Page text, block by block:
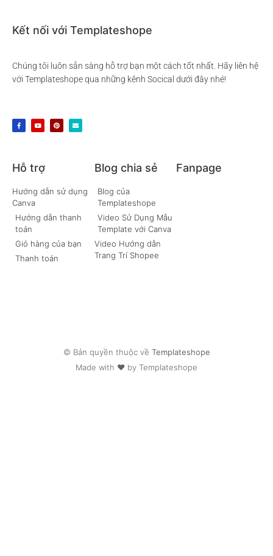
Kết nối với Templateshope
Chúng tôi luôn sẵn sàng hỗ trợ bạn một cách tốt nhất. Hãy liên hệ
với Templateshope qua những kênh Socical dưới đây nhé!
Hỗ trợ
Hướng dẫn sử dụng
Canva
Hướng dẫn thanh
toán
Giỏ hàng của bạn
Thanh toán
Blog chia sẻ
Blog của
Templateshope
Video Sử Dụng Mẫu
Template với Canva
Video Hướng dẫn
Trang Trí Shopee
Fanpage
© Bản quyền thuộc về Templateshope
Made with ❤ by Templateshope